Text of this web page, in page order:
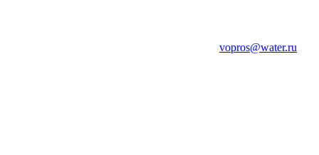
vopros@water.ru